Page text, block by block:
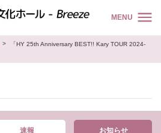
MENU
「HY 25th Anniversary BEST!! Kary TOUR 2024-
速報 お知らせ